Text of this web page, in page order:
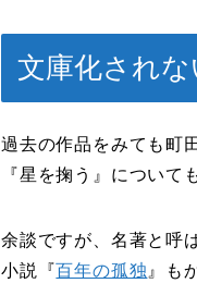
文庫化され
過去の作品をみても町
『星を掬う』について
余談ですが、名著と呼
小説『百年の孤独 』も